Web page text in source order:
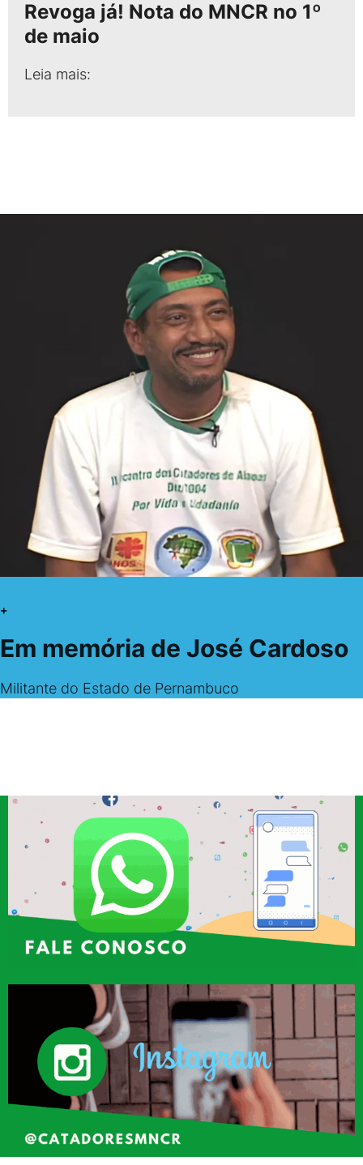
Revoga já! Nota do MNCR no 1º
de maio
Leia mais:
+
Em memória de José Cardoso
Militante do Estado de Pernambuco